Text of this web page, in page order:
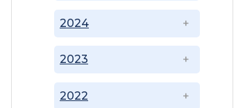
2022
2023
2024